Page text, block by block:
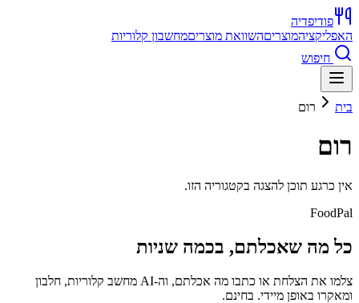
פודיפדיה
האפליקציהמוצריםהשוואת מוצריםמחשבון קלוריות
חיפוש
בית רום
רום
אין כרגע תוכן להצגה בקטגוריה הזו.
FoodPal
כל מה שאכלתם, בכמה שניות
צלמו את הצלחת או כתבו מה אכלתם, וה-AI מחשב קלוריות, חלבון
ומאקרו באופן מיידי. בחינם.